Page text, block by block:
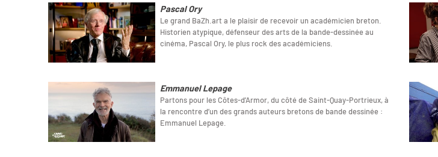
Pascal Ory
Le grand BaZh.art a le plaisir de recevoir un académicien breton.
Historien atypique, défenseur des arts de la bande-dessinée au
cinéma, Pascal Ory, le plus rock des académiciens.
Emmanuel Lepage
Partons pour les Côtes-d’Armor, du côté de Saint-Quay-Portrieux, à
la rencontre d’un des grands auteurs bretons de bande dessinée :
Emmanuel Lepage.